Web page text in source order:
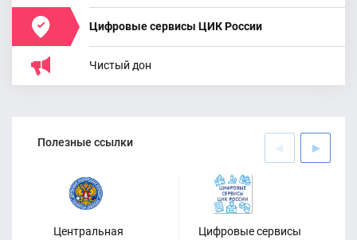
Цифровые сервисы ЦИК России
Чистый дон
Полезные ссылки
Центральная
Цифровые сервисы